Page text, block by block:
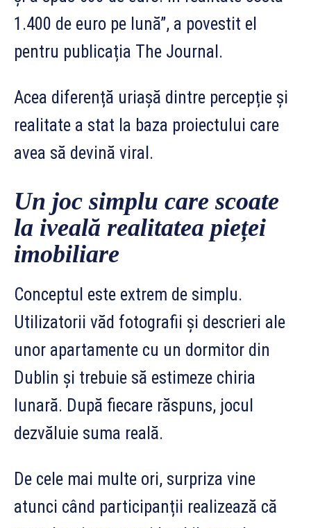
1.400 de euro pe lună”, a povestit el
pentru publicația The Journal.
Acea diferență uriașă dintre percepție și
realitate a stat la baza proiectului care
avea să devină viral.
Un joc simplu care scoate
la iveală realitatea pieței
imobiliare
Conceptul este extrem de simplu.
Utilizatorii văd fotografii și descrieri ale
unor apartamente cu un dormitor din
Dublin și trebuie să estimeze chiria
lunară. După fiecare răspuns, jocul
dezvăluie suma reală.
De cele mai multe ori, surpriza vine
atunci când participanții realizează că